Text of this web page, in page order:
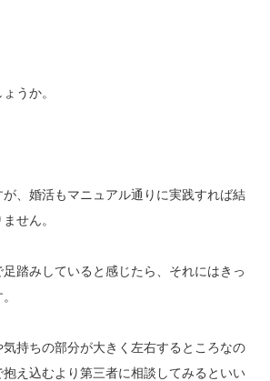
うか。
、婚活もマニュアル通りに実践すれば結
せん。
踏みしていると感じたら、それにはきっ
持ちの部分が大きく左右するところなの
え込むより第三者に相談してみるといい